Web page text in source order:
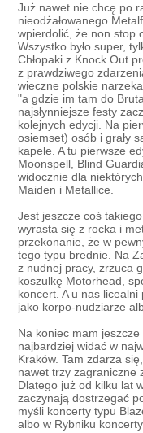
Już nawet nie chcę po
nieodżałowanego
wpierdolić, że non stop
Wszystko było super,
Chłopaki z Knock Out
z prawdziwego
wieczne polskie
"a gdzie im tam do
najsłynniejsze festy
kolejnych edycji. Na
osiemset) osób i grały
kapele. A tu pierwsze
Moonspell, Blind
widocznie dla
Maiden i Metallice.
Jest jeszcze coś
wyrasta się z rocka i
przekonanie, że w
tego typu brednie. Na
z nudnej pracy, zrzuca
koszulkę Motorhead,
koncert. A u nas
jako korpo-nudziarze
Na koniec mam
najbardziej widać w
Kraków. Tam zdarza
nawet trzy zagraniczne
Dlatego już od kilku lat
zaczynają dostrzegać
myśli koncerty typu
albo w Rybniku